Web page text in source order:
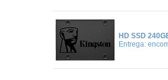
HD SSD
Entrega: